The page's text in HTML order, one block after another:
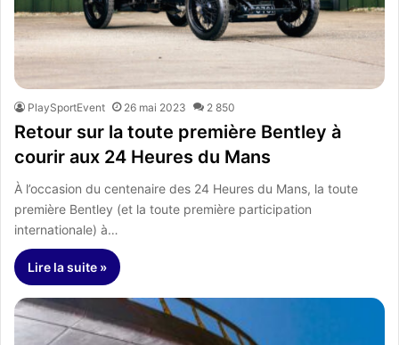
PlaySportEvent 26 mai 2023 2 850
Retour sur la toute première Bentley à
courir aux 24 Heures du Mans
À l’occasion du centenaire des 24 Heures du Mans, la toute
première Bentley (et la toute première participation
internationale) à…
Lire la suite »